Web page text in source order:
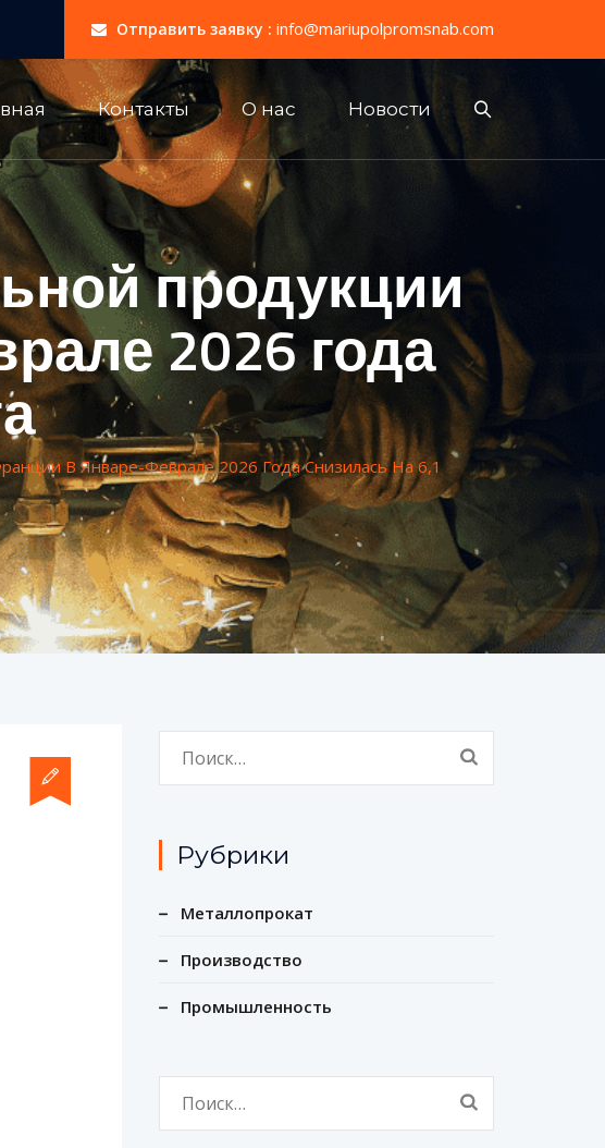
Отправить заявку : info@mariupolpromsnab.com
Контакты О нас Новости
продукции
2026 года
В Январе-Феврале 2026 Года Снизилась На 6,1
Рубрики
Металлопрокат
Производство
Промышленность